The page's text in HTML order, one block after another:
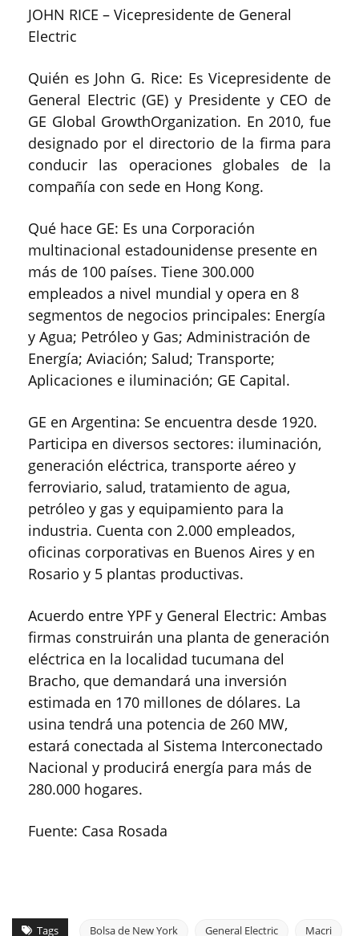
JOHN RICE – Vicepresidente de General
Electric
Quién es John G. Rice: Es Vicepresidente de
General Electric (GE) y Presidente y CEO de
GE Global GrowthOrganization. En 2010, fue
designado por el directorio de la firma para
conducir las operaciones globales de la
compañía con sede en Hong Kong.
Qué hace GE: Es una Corporación
multinacional estadounidense presente en
más de 100 países. Tiene 300.000
empleados a nivel mundial y opera en 8
segmentos de negocios principales: Energía
y Agua; Petróleo y Gas; Administración de
Energía; Aviación; Salud; Transporte;
Aplicaciones e iluminación; GE Capital.
GE en Argentina: Se encuentra desde 1920.
Participa en diversos sectores: iluminación,
generación eléctrica, transporte aéreo y
ferroviario, salud, tratamiento de agua,
petróleo y gas y equipamiento para la
industria. Cuenta con 2.000 empleados,
oficinas corporativas en Buenos Aires y en
Rosario y 5 plantas productivas.
Acuerdo entre YPF y General Electric: Ambas
firmas construirán una planta de generación
eléctrica en la localidad tucumana del
Bracho, que demandará una inversión
estimada en 170 millones de dólares. La
usina tendrá́ una potencia de 260 MW,
estará conectada al Sistema Interconectado
Nacional y producirá́ energía para más de
280.000 hogares.
Fuente: Casa Rosada
Tags Bolsa de New York General Electric Macri